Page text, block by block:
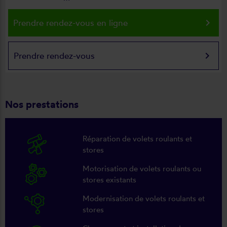
Prendre rendez-vous en ligne keyboard_arrow_right
Prendre rendez-vous keyboard_arrow_right
Nos prestations
Réparation de volets roulants et
stores
Motorisation de volets roulants ou
stores existants
Modernisation de volets roulants et
stores